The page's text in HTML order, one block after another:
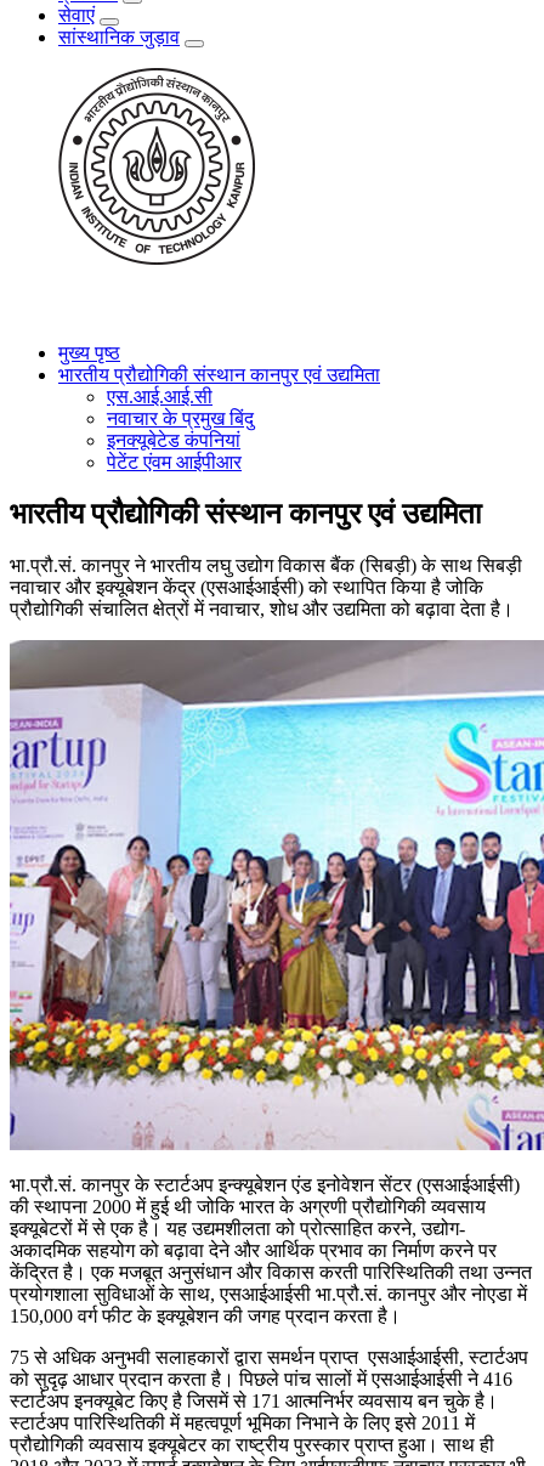
सेवाएं
सांस्थानिक जुड़ाव
मुख्य पृष्ठ
भारतीय प्रौद्योगिकी संस्थान कानपुर एवं उद्यमिता
एस.आई.आई.सी
नवाचार के प्रमुख बिंदु
इनक्यूबेटेड कंपनियां
पेटेंट एंवम आईपीआर
भारतीय प्रौद्योगिकी संस्थान कानपुर एवं उद्यमिता
भा.प्रौ.सं. कानपुर ने भारतीय लघु उद्योग विकास बैंक (सिबड़ी) के साथ सिबड़ी
नवाचार और इक्‍यूबेशन केंद्र (एसआईआईसी) को स्‍थापित किया है जोकि
प्रौद्योगिकी संचालित क्षेत्रों में नवाचार, शोध और उद्यमिता को बढ़ावा देता है।
भा.प्रौ.सं. कानपुर के स्‍टार्टअप इन्‍क्‍यूबेशन एंड इनोवेशन सेंटर (एसआईआईसी)
की स्‍थापना 2000 में हुई थी जोकि भारत के अग्रणी प्रौद्योगिकी व्‍यवसाय
इक्‍यूबेटरों में से एक है। यह उद्यमशीलता को प्रोत्‍साहित करने, उद्योग-
अकादमिक सहयोग को बढ़ावा देने और आर्थिक प्रभाव का निर्माण करने पर
केंद्रित है। एक मजबूत अनुसंधान और विकास करती पारिस्थितिकी तथा उन्‍नत
प्रयोगशाला सुविधाओं के साथ, एसआईआईसी भा.प्रौ.सं. कानपुर और नोएडा में
150,000 वर्ग फीट के इक्‍यूबेशन की जगह प्रदान करता है।
75 से अधिक अनुभवी सलाहकारों द्वारा समर्थन प्राप्‍त एसआईआईसी, स्‍टार्टअप
को सुदृढ़ आधार प्रदान करता है। पिछले पांच सालों में एसआईआईसी ने 416
स्‍टार्टअप इनक्‍यूबेट किए है जिसमें से 171 आत्‍मनिर्भर व्‍यवसाय बन चुके है।
स्‍टार्टअप पारिस्थितिकी में महत्‍वपूर्ण भूमिका निभाने के लिए इसे 2011 में
प्रौद्योगिकी व्‍यवसाय इक्‍यूबेटर का राष्‍ट्रीय पुरस्‍कार प्राप्‍त हुआ। साथ ही